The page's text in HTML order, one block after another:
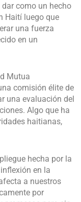
dar como un hecho
Haití luego que
una fuerza
en un
Mutua
comisión élite de
una evaluación del
Algo que ha
haitianas,
hecha por la
en la
a nuestros
por